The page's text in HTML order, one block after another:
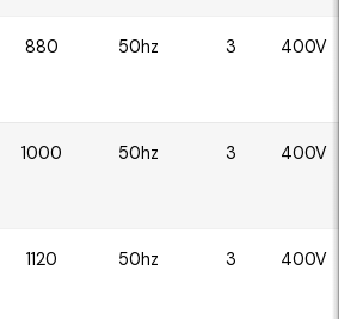
880 50hz 3 400V
1000 50hz 3 400V
1120 50hz 3 400V